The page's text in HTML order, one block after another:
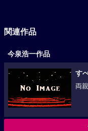
関連作品
今泉浩一作品
す
両